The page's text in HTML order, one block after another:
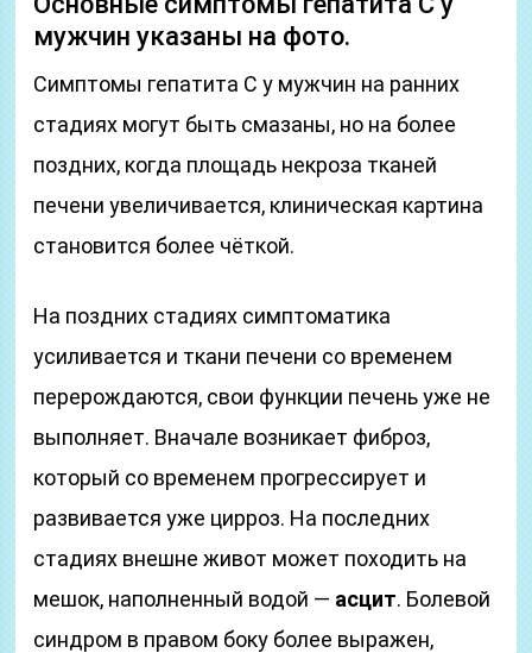
мужчин указаны на фото.
Симптомы гепатита С у мужчин на ранних
стадиях могут быть смазаны, но на более
поздних, когда площадь некроза тканей
печени увеличивается, клиническая картина
становится более чёткой.
На поздних стадиях симптоматика
усиливается и ткани печени со временем
перерождаются, свои функции печень уже не
выполняет. Вначале возникает фиброз,
который со временем прогрессирует и
развивается уже цирроз. На последних
стадиях внешне живот может походить на
мешок, наполненный водой — асцит. Болевой
синдром в правом боку более выражен,